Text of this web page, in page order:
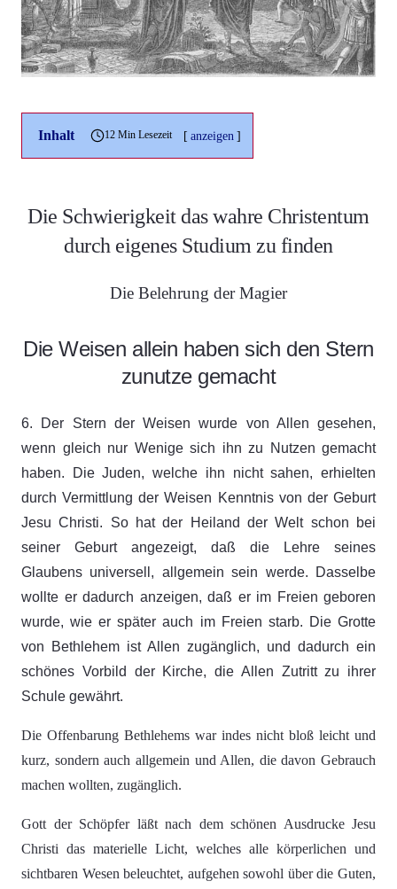
Inhalt 12 Min Lesezeit [ anzeigen ]
Die Schwierigkeit das wahre Christentum
durch eigenes Studium zu finden
Die Belehrung der Magier
Die Weisen allein haben sich den Stern
zunutze gemacht
6. Der Stern der Weisen wurde von Allen gesehen,
wenn gleich nur Wenige sich ihn zu Nutzen gemacht
haben. Die Juden, welche ihn nicht sahen, erhielten
durch Vermittlung der Weisen Kenntnis von der Geburt
Jesu Christi. So hat der Heiland der Welt schon bei
seiner Geburt angezeigt, daß die Lehre seines
Glaubens universell, allgemein sein werde. Dasselbe
wollte er dadurch anzeigen, daß er im Freien geboren
wurde, wie er später auch im Freien starb. Die Grotte
von Bethlehem ist Allen zugänglich, und dadurch ein
schönes Vorbild der Kirche, die Allen Zutritt zu ihrer
Schule gewährt.
Die Offenbarung Bethlehems war indes nicht bloß leicht und
kurz, sondern auch allgemein und Allen, die davon Gebrauch
machen wollten, zugänglich.
Gott der Schöpfer läßt nach dem schönen Ausdrucke Jesu
Christi das materielle Licht, welches alle körperlichen und
sichtbaren Wesen beleuchtet, aufgehen sowohl über die Guten,